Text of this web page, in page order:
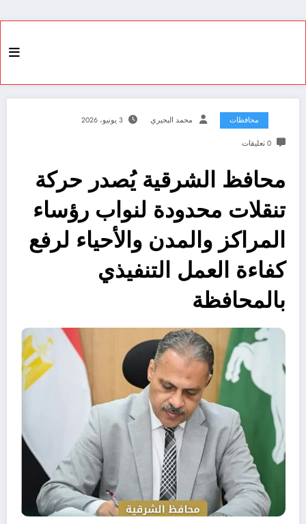
محافظات محمد البحيري 3 يونيو، 2026
0 تعليقات
محافظ الشرقية يُصدر حركة
تنقلات محدودة لنواب رؤساء
المراكز والمدن والأحياء لرفع
كفاءة العمل التنفيذي
بالمحافظة